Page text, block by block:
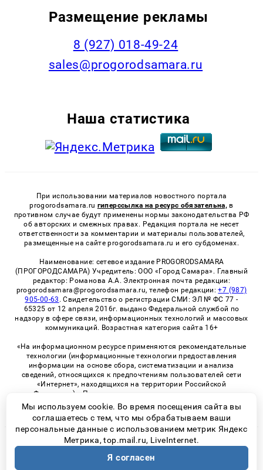
Размещение рекламы
8 (927) 018-49-24
sales@progorodsamara.ru
Наша статистика
При использовании материалов новостного портала
progorodsamara.ru гиперссылка на ресурс обязательна, в
противном случае будут применены нормы законодательства РФ
об авторских и смежных правах. Редакция портала не несет
ответственности за комментарии и материалы пользователей,
размещенные на сайте progorodsamara.ru и его субдоменах.
Наименование: сетевое издание PROGORODSAMARA
(ПРОГОРОДСАМАРА) Учредитель: ООО «Город Самара». Главный
редактор: Романова А.А. Электронная почта редакции:
progorodsamara@progorodsamara.ru, телефон редакции:+7 (987)
905-00-63 . Свидетельство о регистрации СМИ: ЭЛ № ФС 77 -
65325 от 12 апреля 2016г. выдано Федеральной службой по
надзору в сфере связи, информационных технологий и массовых
коммуникаций. Возрастная категория сайта 16+
«На информационном ресурсе применяются рекомендательные
технологии (информационные технологии предоставления
информации на основе сбора, систематизации и анализа
сведений, относящихся к предпочтениям пользователей сети
«Интернет», находящихся на территории Российской
Федерации)». Правила применения рекомендательных
технологий в виджетах рекламно-обменной сети
«СМИ2» (PDF)
© 2026 «ProGorodSamara» | Все права защищены
Возрастная категория сайта 16+
Мы используем cookie. Во время посещения сайта вы
соглашаетесь с тем, что мы обрабатываем ваши
персональные данные с использованием метрик Яндекс
Метрика, top.mail.ru, LiveInternet.
Я согласен